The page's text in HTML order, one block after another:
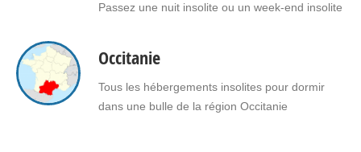
Passez une nuit insolite ou un week-end insolite
avec jacuzzi, spa, sauna dans une bulle en
Nouvelle Aquitaine pour vous ou pour offrir un…
Occitanie
Tous les hébergements insolites pour dormir
dans une bulle de la région Occitanie